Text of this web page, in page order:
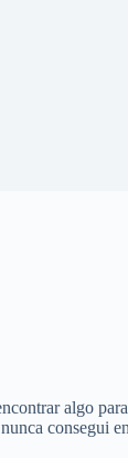
algo
consegui